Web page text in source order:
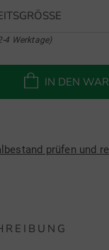
4 Werktage)
IN DEN
prüfen und